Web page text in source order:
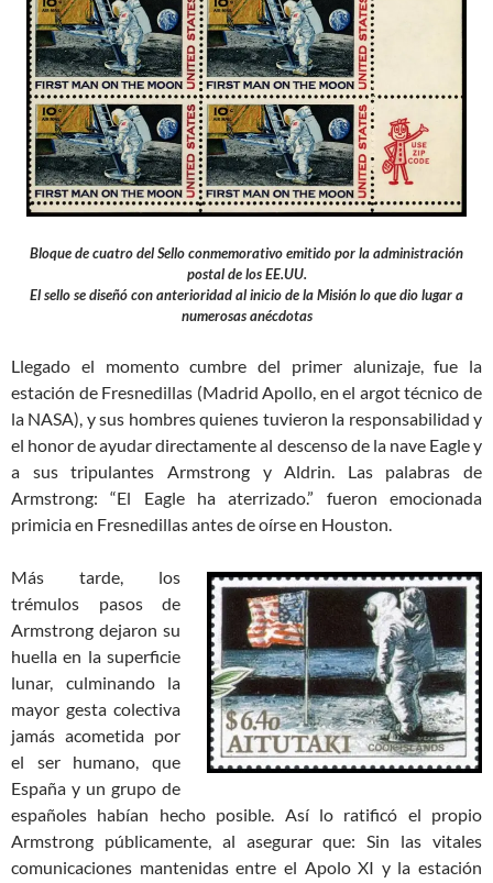
Bloque de cuatro del Sello conmemorativo emitido por la administración
postal de los EE.UU.
El sello se diseñó con anterioridad al inicio de la Misión lo que dio lugar a
numerosas anécdotas
Llegado el momento cumbre del primer alunizaje, fue la
estación de Fresnedillas (Madrid Apollo, en el argot técnico de
la NASA), y sus hombres quienes tuvieron la responsabilidad y
el honor de ayudar directamente al descenso de la nave Eagle y
a sus tripulantes Armstrong y Aldrin. Las palabras de
Armstrong: “El Eagle ha aterrizado.” fueron emocionada
primicia en Fresnedillas antes de oírse en Houston.
Más tarde, los
trémulos pasos de
Armstrong dejaron su
huella en la superficie
lunar, culminando la
mayor gesta colectiva
jamás acometida por
el ser humano, que
España y un grupo de
españoles habían hecho posible. Así lo ratificó el propio
Armstrong públicamente, al asegurar que: Sin las vitales
comunicaciones mantenidas entre el Apolo XI y la estación